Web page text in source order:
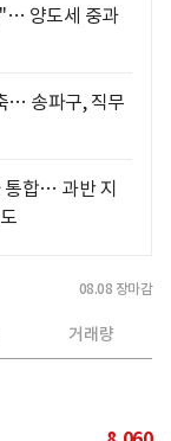
양도세 중과
… 송파구, 직무
통합… 과반 지
08.08 장마감
거래량